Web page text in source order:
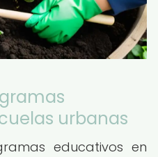
urbanas
educativos en